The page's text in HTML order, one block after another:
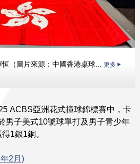
（圖片來源：中國香港桌球... 更多
ACBS亞洲花式撞球錦標賽中，卡
男子美式10號球單打及男子青少年
1銀1銅。
2月)